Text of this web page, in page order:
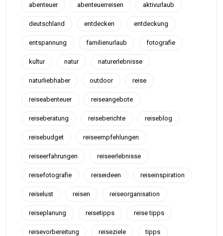
abenteuer abenteuerreisen aktivurlaub
deutschland entdecken entdeckung
entspannung familienurlaub fotografie
kultur natur naturerlebnisse
naturliebhaber outdoor reise
reiseabenteuer reiseangebote
reiseberatung reiseberichte reiseblog
reisebudget reiseempfehlungen
reiseerfahrungen reiseerlebnisse
reisefotografie reiseideen reiseinspiration
reiselust reisen reiseorganisation
reiseplanung reisetipps reise tipps
reisevorbereitung reiseziele tipps